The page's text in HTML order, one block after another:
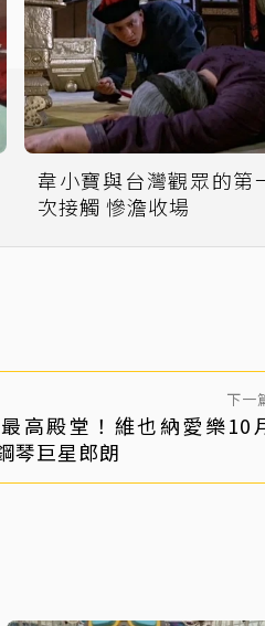
韋小寶與台灣觀眾的第
次接觸 慘澹收場
下一
高殿堂！維也納愛樂10
琴巨星郎朗